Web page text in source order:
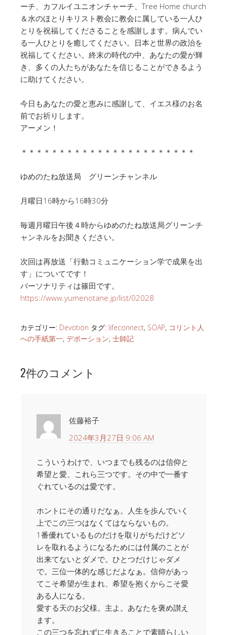
ーチ、カフルイユニオンチャーチ、Tree Home church
＆水のほとりキリスト教会に教会に属している一人ひ
とりを祝福してくださることを感謝します。病んでい
る一人ひとりを癒してください。日本と世界の政治を
祝福してください。終末の時代の中、あなたの愛が輝
き、多くの人たちがあなたを信じることができるよう
に助けてください。
今日もあなたの愛と恵みに感謝して、イエス様のお名
前でお祈りします。
アーメン！
＊＊＊＊＊＊＊＊＊＊＊＊＊＊＊＊＊＊＊＊＊＊＊
ゆめのたね放送局 グリーンチャンネル
月曜日16時から16時30分
毎週月曜日午後４時からゆめのたね放送局グリーンチ
ャンネルをお聞きください。
次回は再放送「行動コミュニケーション学で成果を出
す」についてです！
パーソナリティは篠田です。
https://www.yumenotane.jp/list/02028
カテゴリー: Devotion タグ: lifeconnect, SOAP, コリント人
への手紙第一, デボーション, 士師記
2件のコメント
佐藤裕子
2024年3月27日 9:06 AM
こういうわけで、いつまでも残るのは信仰と
希望と愛、これら三つです。その中で一番す
ぐれているのは愛です。
ホントにその通りだなぁ。人生を歩んでいく
上でこの三つはなくてはならないもの。
1番優れているものだけを取りがちだけどソ
レを取れるようになるためには付属のことが
出来てないとダメで。ひとつだけじゃダメ
で。三位一体的な感じだよなぁ。信仰があっ
てこそ希望が生まれ、希望を抱くからこそ愛
ある人になる。
愛する天のお父様。主よ。あなたを褒め讃え
ます。
この三つを忘れずに生きることで素晴らしい